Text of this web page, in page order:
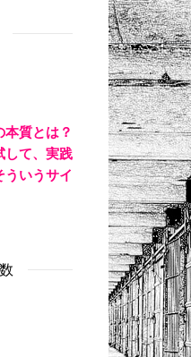
質とは？
して、実践
ういうサイ